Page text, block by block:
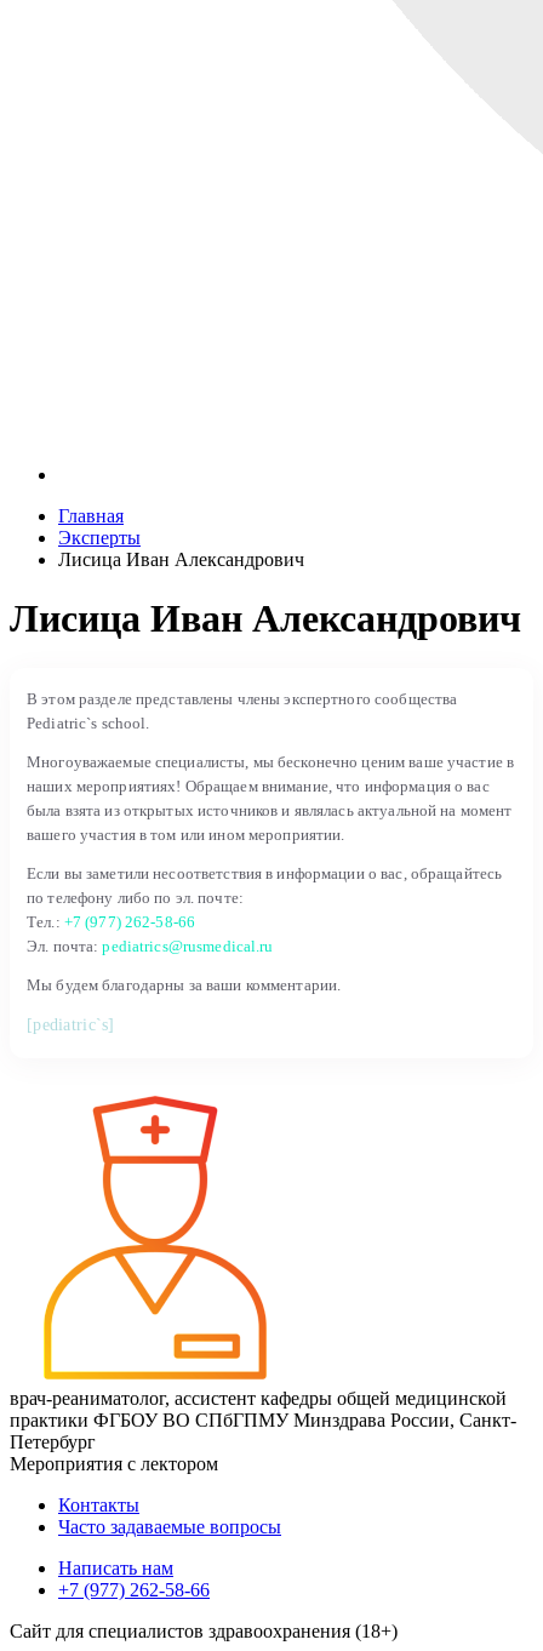
Главная
Эксперты
Лисица Иван Александрович
Лисица Иван Александрович
В этом разделе представлены члены экспертного сообщества
Pediatric`s school.
Многоуважаемые специалисты, мы бесконечно ценим ваше участие в
наших мероприятиях! Обращаем внимание, что информация о вас
была взята из открытых источников и являлась актуальной на момент
вашего участия в том или ином мероприятии.
Если вы заметили несоответствия в информации о вас, обращайтесь
по телефону либо по эл. почте:
Тел.: +7 (977) 262-58-66
Эл. почта:pediatrics@rusmedical.ru
Мы будем благодарны за ваши комментарии.
[pediatric`s]
врач-реаниматолог, ассистент кафедры общей медицинской
практики ФГБОУ ВО СПбГПМУ Минздрава России, Санкт-
Петербург
Мероприятия с лектором
Контакты
Часто задаваемые вопросы
Написать нам
+7 (977) 262-58-66
Сайт для специалистов здравоохранения (18+)